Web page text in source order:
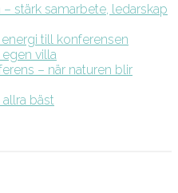
stärk samarbete, ledarskap
till konferensen
villa
– när naturen blir
bäst